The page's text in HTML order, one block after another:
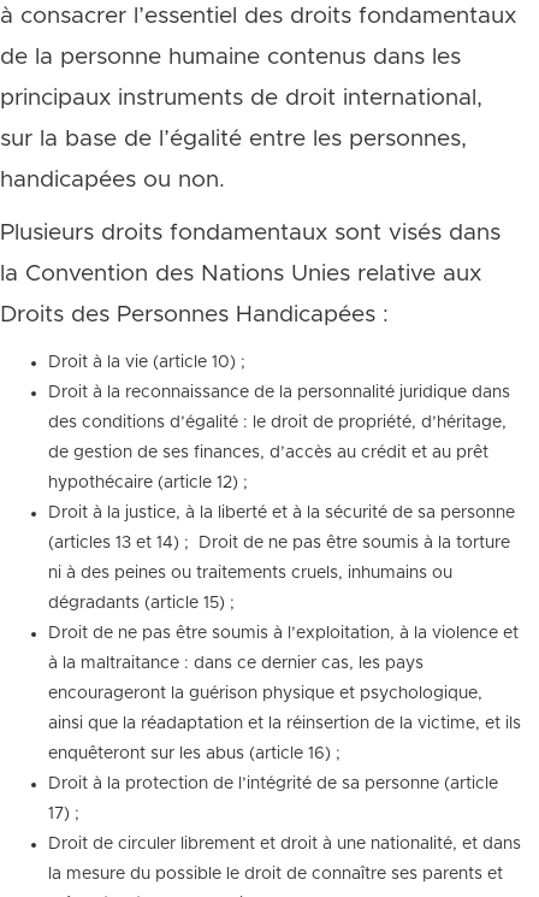
à consacrer l’essentiel des droits fondamentaux
de la personne humaine contenus dans les
principaux instruments de droit international,
sur la base de l’égalité entre les personnes,
handicapées ou non.
Plusieurs droits fondamentaux sont visés dans
la Convention des Nations Unies relative aux
Droits des Personnes Handicapées :
Droit à la vie (article 10) ;
Droit à la reconnaissance de la personnalité juridique dans
des conditions d’égalité : le droit de propriété, d’héritage,
de gestion de ses finances, d’accès au crédit et au prêt
hypothécaire (article 12) ;
Droit à la justice, à la liberté et à la sécurité de sa personne
(articles 13 et 14) ;  Droit de ne pas être soumis à la torture
ni à des peines ou traitements cruels, inhumains ou
dégradants (article 15) ;
Droit de ne pas être soumis à l’exploitation, à la violence et
à la maltraitance : dans ce dernier cas, les pays
encourageront la guérison physique et psychologique,
ainsi que la réadaptation et la réinsertion de la victime, et ils
enquêteront sur les abus (article 16) ;
Droit à la protection de l’intégrité de sa personne (article
17) ;
Droit de circuler librement et droit à une nationalité, et dans
la mesure du possible le droit de connaître ses parents et